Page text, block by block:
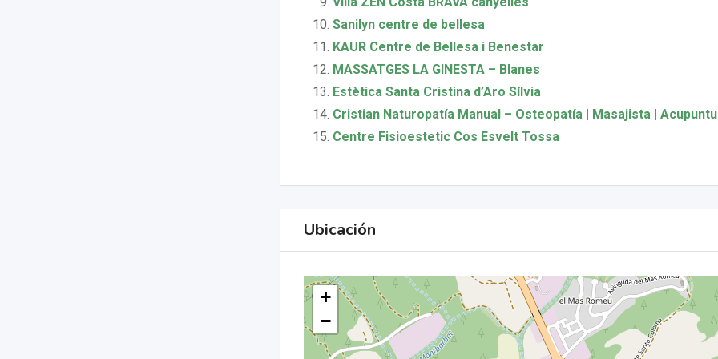
Sanilyn centre de bellesa
KAUR Centre de Bellesa i Benestar
MASSATGES LA GINESTA – Blanes
Estètica Santa Cristina d’Aro Sílvia
Cristian Naturopatía Manual – Osteopatía | Masajista |
Centre Fisioestetic Cos Esvelt Tossa
Ubicación
+
−